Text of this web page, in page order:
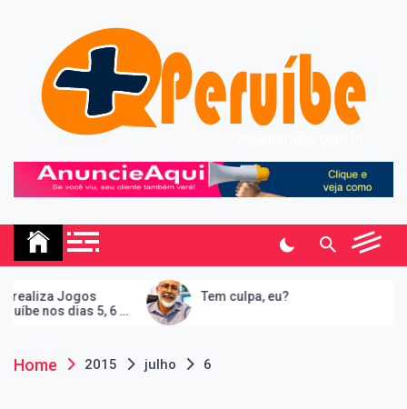
Mais Peruibe
Notícias e informações sobre a cidade de Peruíbe, São
Paulo.
Jogos
nos dias 5, 6 e
Tem culpa, eu?
Home 2015 julho 6